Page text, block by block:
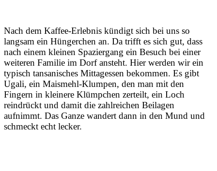
Nach dem Kaffee-Erlebnis kündigt sich bei uns so
langsam ein Hüngerchen an. Da trifft es sich gut, dass
nach einem kleinen Spaziergang ein Besuch bei einer
weiteren Familie im Dorf ansteht. Hier werden wir ein
typisch tansanisches Mittagessen bekommen. Es gibt
Ugali, ein Maismehl-Klumpen, den man mit den
Fingern in kleinere Klümpchen zerteilt, ein Loch
reindrückt und damit die zahlreichen Beilagen
aufnimmt. Das Ganze wandert dann in den Mund und
schmeckt echt lecker.